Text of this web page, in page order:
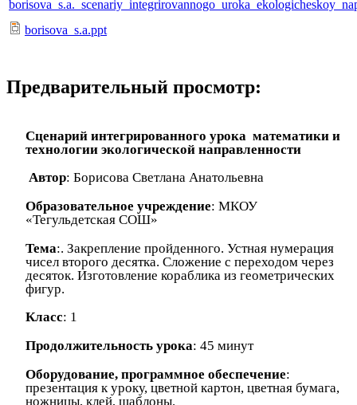
borisova_s.a.ppt
Предварительный просмотр:
Сценарий интегрированного урока математики и
технологии экологической направленности
Автор: Борисова Светлана Анатольевна
Образовательное учреждение: МКОУ
«Тегульдетская СОШ»
Тема:. Закрепление пройденного. Устная нумерация
чисел второго десятка. Сложение с переходом через
десяток. Изготовление кораблика из геометрических
фигур.
Класс: 1
Продолжительность урока: 45 минут
Оборудование, программное обеспечение:
презентация к уроку, цветной картон, цветная бумага,
ножницы, клей, шаблоны.